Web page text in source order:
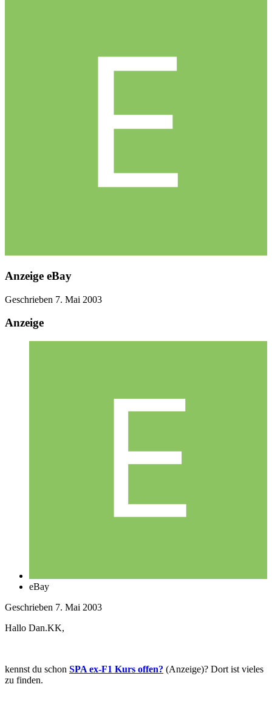
Anzeige eBay
Geschrieben 7. Mai 2003
Anzeige
eBay
Geschrieben 7. Mai 2003
Hallo Dan.KK,
kennst du schon SPA ex-F1 Kurs offen? (Anzeige)? Dort ist vieles
zu finden.